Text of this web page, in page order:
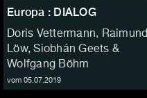
Europa : DIALOG
Doris Vettermann, Raimund
Löw, Siobhán Geets &
Wolfgang Böhm
vom 05.07.2019